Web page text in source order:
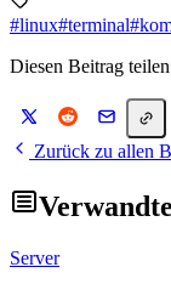
#linux#terminal
Diesen Beitrag
Zurück zu allen
Server